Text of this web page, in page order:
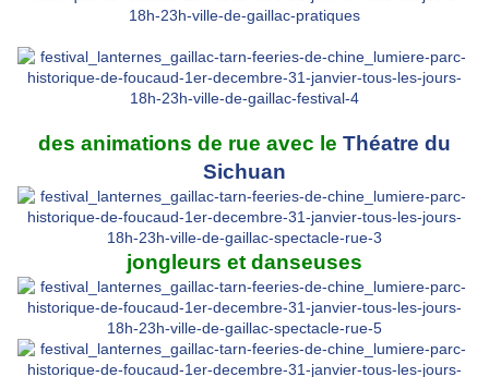
des animations de rue avec le Théatre du
Sichuan
jongleurs et danseuses